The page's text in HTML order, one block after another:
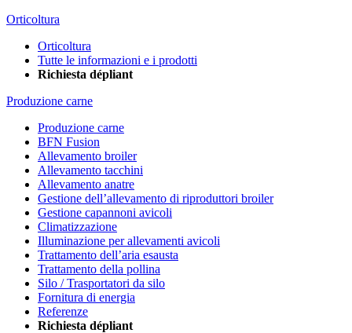
Orticoltura
Orticoltura
Tutte le informazioni e i prodotti
Richiesta dépliant
Produzione carne
Produzione carne
BFN Fusion
Allevamento broiler
Allevamento tacchini
Allevamento anatre
Gestione dell’allevamento di riproduttori broiler
Gestione capannoni avicoli
Climatizzazione
Illuminazione per allevamenti avicoli
Trattamento dell’aria esausta
Trattamento della pollina
Silo / Trasportatori da silo
Fornitura di energia
Referenze
Richiesta dépliant